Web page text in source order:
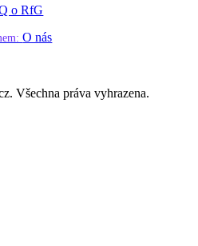
o RfG
O nás
Všechna práva vyhrazena.